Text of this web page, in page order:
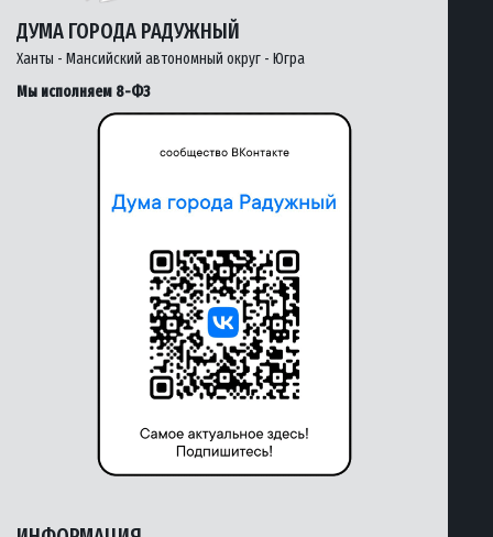
ДУМА ГОРОДА РАДУЖНЫЙ
Ханты - Мансийский автономный округ - Югра
Мы исполняем 8-ФЗ